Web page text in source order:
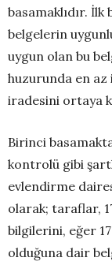
basamaklıdır.
belgelerin
uygun olan bu
huzurunda en az
iradesini ortaya
Birinci
kontrolü gibi
evlendirme
olarak; taraflar,
bilgilerini, eğer
olduğuna dair